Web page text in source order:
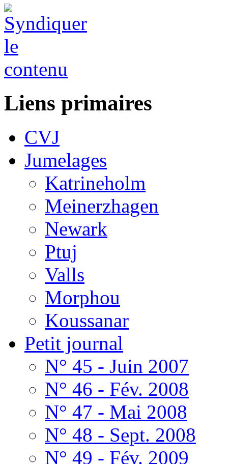
Liens primaires
CVJ
Jumelages
Katrineholm
Meinerzhagen
Newark
Ptuj
Valls
Morphou
Koussanar
Petit journal
N° 45 - Juin 2007
N° 46 - Fév. 2008
N° 47 - Mai 2008
N° 48 - Sept. 2008
N° 49 - Fév. 2009